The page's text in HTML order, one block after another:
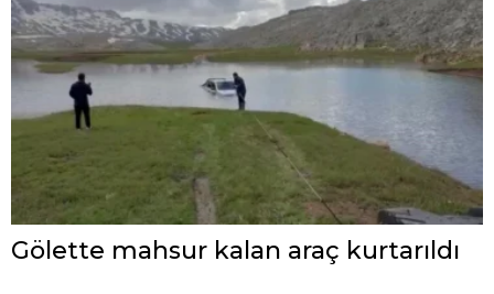
Gölette mahsur kalan araç kurtarıldı